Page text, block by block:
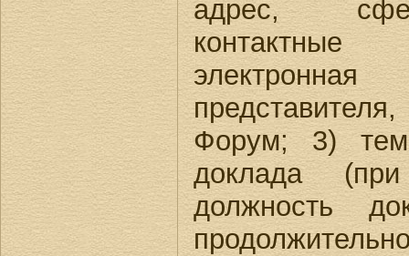
адрес,
Форум; 3)
доклада
должность